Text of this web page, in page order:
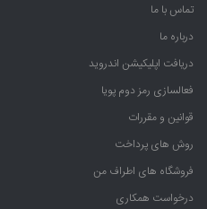
تماس با ما
درباره ما
دریافت اپلیکیشن اندروید
فعالسازی رمز دوم پویا
قوانین و مقررات
روش های پرداخت
فروشگاه های اطراف من
درخواست همکاری